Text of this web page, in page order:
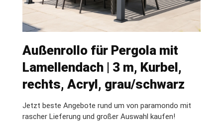
Außenrollo für Pergola mit
Lamellendach | 3 m, Kurbel,
rechts, Acryl, grau/schwarz
Jetzt beste Angebote rund um von paramondo mit
rascher Lieferung und großer Auswahl kaufen!